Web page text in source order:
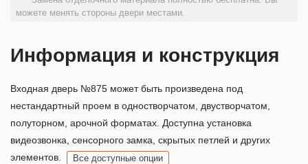
можете менять стороны двери местами.
Информация и конструкция
Входная дверь №875 может быть произведена под
нестандартный проем в одностворчатом, двустворчатом,
полуторном, арочной форматах. Доступна установка
видеозвонка, сенсорного замка, скрытых петлей и других
элементов.
Все доступные опции